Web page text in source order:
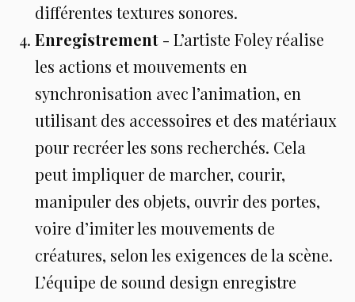
différentes textures sonores.
Enregistrement - L’artiste Foley réalise
les actions et mouvements en
synchronisation avec l’animation, en
utilisant des accessoires et des matériaux
pour recréer les sons recherchés. Cela
peut impliquer de marcher, courir,
manipuler des objets, ouvrir des portes,
voire d’imiter les mouvements de
créatures, selon les exigences de la scène.
L’équipe de sound design enregistre